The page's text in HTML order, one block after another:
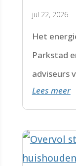
jul 22, 2026
Het
Parkstad
adviseurs
Limburg
Lees meer